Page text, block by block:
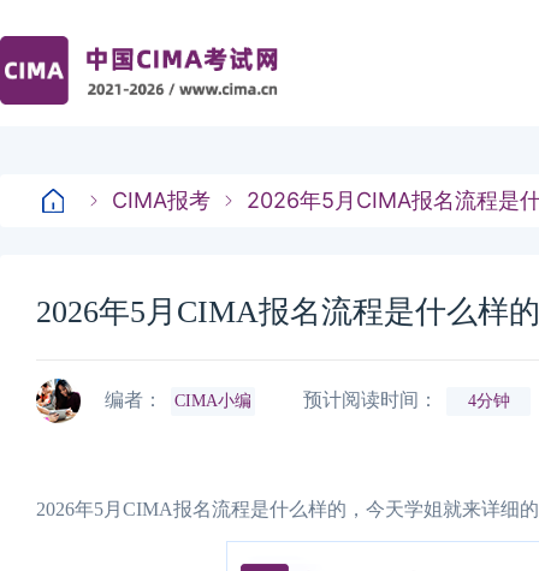
CIMA报考 2026年5月CIMA报名流程是
2026年5月CIMA报名流程是什么样
编者： CIMA小编 预计阅读时间： 4分钟
2026年5月CIMA报名流程是什么样的，今天学姐就来详细